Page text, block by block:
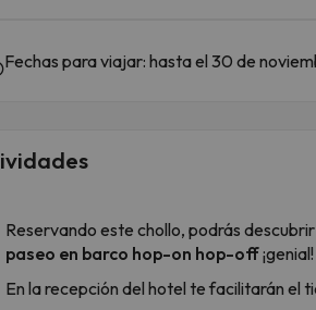
Fechas para viajar: hasta el 30 de
Reservando este chollo, podrás
paseo en barco hop-on hop-off¡genial!
En la recepción del hotel te facilitarán el